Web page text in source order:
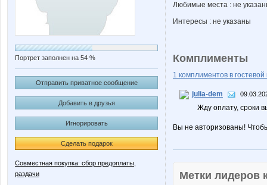
Портрет заполнен на 54 %
Отправить приватное сообщение
Добавить в друзья
Игнорировать
Сделать подарок
Совместная покупка: сбор предоплаты,
раздачи
Любимые места : не
Интересы : не указаны
Комплименты
1 комплиментов в гостевой
julia-dem
Жду оплату, сроки
Вы не авторизованы!
Метки